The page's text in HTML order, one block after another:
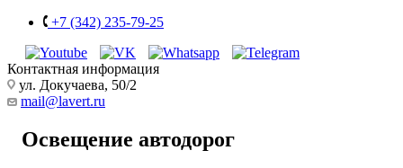
+7 (342) 235-79-25
Контактная информация
ул. Докучаева, 50/2
mail@lavert.ru
Освещение автодорог